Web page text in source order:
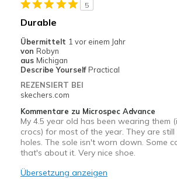
5
Durable
Übermittelt 1 vor einem Jahr
von Robyn
aus Michigan
Describe Yourself Practical
REZENSIERT BEI
skechers.com
Kommentare zu Microspec Advance
My 4.5 year old has been wearing them
crocs) for most of the year. They are
holes. The sole isn't worn down. Some
that's about it. Very nice shoe.
Übersetzung anzeigen